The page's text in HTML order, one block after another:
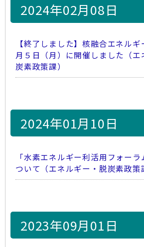
2024年02月08日
【終了しました】核融合エネルギ
月５日（月）に開催しました（エ
炭素政策課）
2024年01月10日
「水素エネルギー利活用フォー
ついて（エネルギー・脱炭素政策
2023年09月01日